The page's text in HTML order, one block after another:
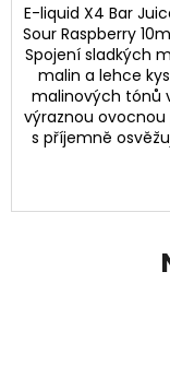
E-liquid X4 Bar
Sour Raspberry
Spojení sladkých
malin a lehce
malinových tónů
výraznou
s příjemně